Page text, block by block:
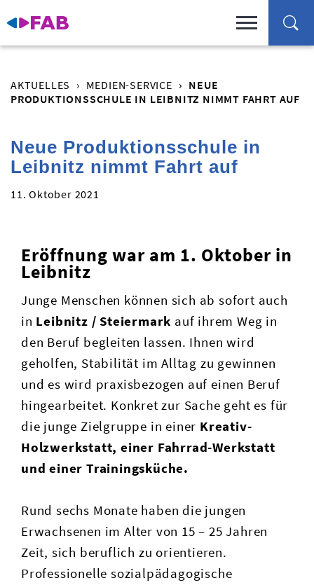
AKTUELLES MEDIEN-SERVICE
NEUE
PRODUKTIONSSCHULE IN LEIBNITZ NIMMT FAHRT AUF
Neue Produktionsschule in
Leibnitz nimmt Fahrt auf
11. Oktober 2021
Eröffnung war am 1. Oktober in
Leibnitz
Junge Menschen können sich ab sofort auch
in Leibnitz / Steiermark auf ihrem Weg in
den Beruf begleiten lassen. Ihnen wird
geholfen, Stabilität im Alltag zu gewinnen
und es wird praxisbezogen auf einen Beruf
hingearbeitet. Konkret zur Sache geht es für
die junge Zielgruppe in einer Kreativ-
Holzwerkstatt, einer Fahrrad-Werkstatt
und einer Trainingsküche.
Rund sechs Monate haben die jungen
Erwachsenen im Alter von 15 – 25 Jahren
Zeit, sich beruflich zu orientieren.
Professionelle sozialpädagogische